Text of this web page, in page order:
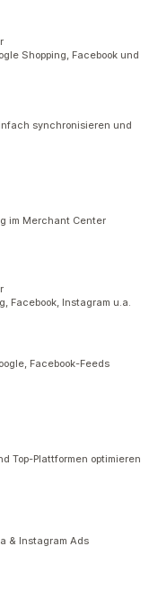
Shopping, Facebook und
synchronisieren und
im Merchant Center
Facebook, Instagram u.a.
Facebook-Feeds
Top-Plattformen optimieren
& Instagram Ads